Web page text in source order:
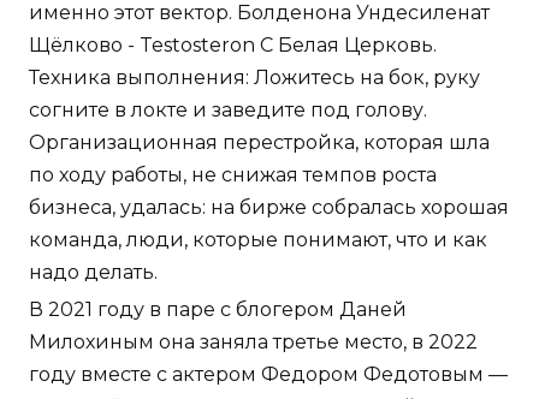
именно этот вектор. Болденона Ундесиленат
Щёлково - Testosteron C Белая Церковь.
Техника выполнения: Ложитесь на бок, руку
согните в локте и заведите под голову.
Организационная перестройка, которая шла
по ходу работы, не снижая темпов роста
бизнеса, удалась: на бирже собралась хорошая
команда, люди, которые понимают, что и как
надо делать.
В 2021 году в паре с блогером Даней
Милохиным она заняла третье место, в 2022
году вместе с актером Федором Федотовым —